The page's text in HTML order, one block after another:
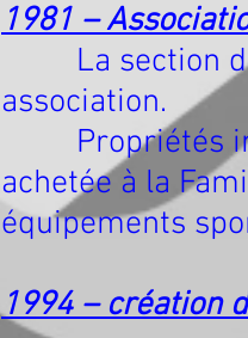
1981 –
La section de
association.
Propriétés
achetée à la
équipements
1994 – création